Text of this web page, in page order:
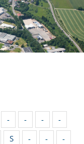
- - -
-
S - -
-